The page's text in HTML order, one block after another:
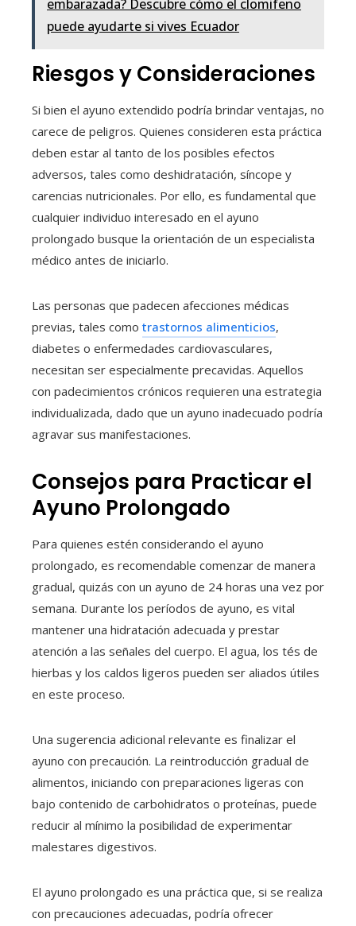
embarazada? Descubre cómo el clomifeno
puede ayudarte si vives Ecuador
Riesgos y Consideraciones
Si bien el ayuno extendido podría brindar ventajas, no
carece de peligros. Quienes consideren esta práctica
deben estar al tanto de los posibles efectos
adversos, tales como deshidratación, síncope y
carencias nutricionales. Por ello, es fundamental que
cualquier individuo interesado en el ayuno
prolongado busque la orientación de un especialista
médico antes de iniciarlo.
Las personas que padecen afecciones médicas
previas, tales como trastornos alimenticios,
diabetes o enfermedades cardiovasculares,
necesitan ser especialmente precavidas. Aquellos
con padecimientos crónicos requieren una estrategia
individualizada, dado que un ayuno inadecuado podría
agravar sus manifestaciones.
Consejos para Practicar el
Ayuno Prolongado
Para quienes estén considerando el ayuno
prolongado, es recomendable comenzar de manera
gradual, quizás con un ayuno de 24 horas una vez por
semana. Durante los períodos de ayuno, es vital
mantener una hidratación adecuada y prestar
atención a las señales del cuerpo. El agua, los tés de
hierbas y los caldos ligeros pueden ser aliados útiles
en este proceso.
Una sugerencia adicional relevante es finalizar el
ayuno con precaución. La reintroducción gradual de
alimentos, iniciando con preparaciones ligeras con
bajo contenido de carbohidratos o proteínas, puede
reducir al mínimo la posibilidad de experimentar
malestares digestivos.
El ayuno prolongado es una práctica que, si se realiza
con precauciones adecuadas, podría ofrecer